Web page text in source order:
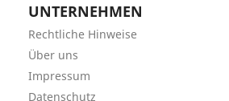
UNTERNEHMEN
Rechtliche Hinweise
Über uns
Impressum
Datenschutz